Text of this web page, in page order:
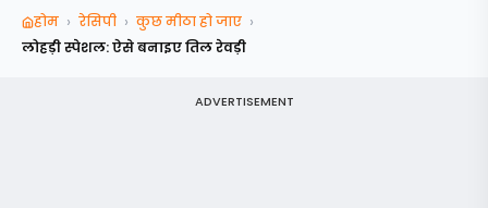
होम › रेसिपी › कुछ मीठा हो जाए ›
लोहड़ी स्पेशल: ऐसे बनाइए तिल रेवड़ी
ADVERTISEMENT